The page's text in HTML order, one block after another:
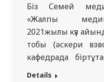
Біз Семей
«Жалпы
2021жылы күз
тобы (әскери
кафедрада
үшін әртүрлі
Details